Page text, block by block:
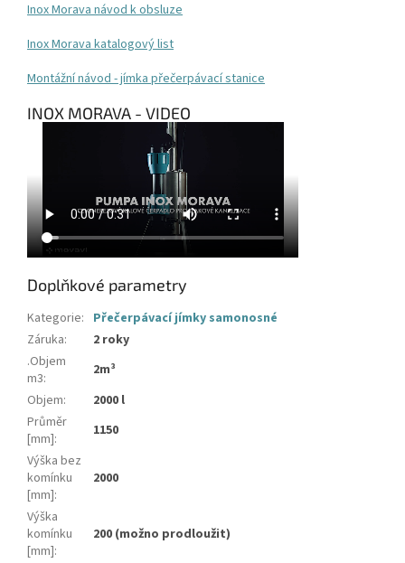
Inox Morava návod k obsluze
Inox Morava katalogový list
Montážní návod - jímka přečerpávací stanice
INOX MORAVA - VIDEO
Doplňkové parametry
Kategorie: Přečerpávací jímky samonosné
Záruka:
2 roky
.Objem
m3:
2m³
Objem:
2000 l
Průměr
[mm]:
1150
Výška bez
komínku
[mm]:
2000
Výška
komínku
[mm]:
200 (možno prodloužit)